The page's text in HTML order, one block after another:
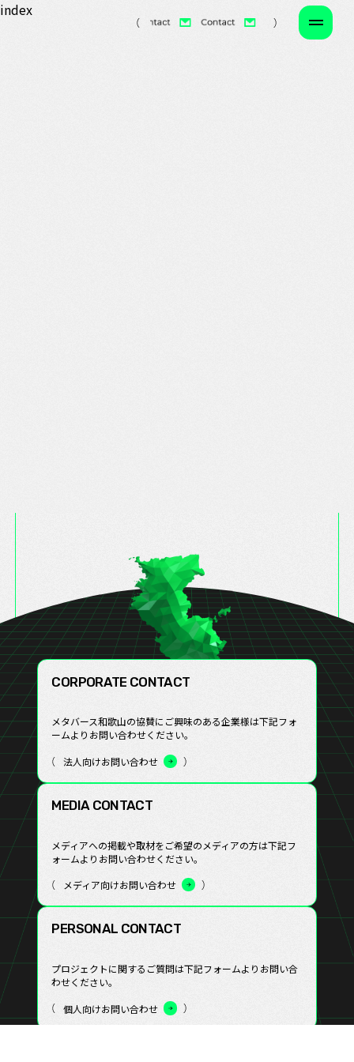
index
CORPORATE CONTACT
メタバース和歌山の協賛にご興味のある企業様は下記フォ
ームよりお問い合わせください。
法人向けお問い合わせ
MEDIA CONTACT
メディアへの掲載や取材をご希望のメディアの方は下記フ
ォームよりお問い合わせください。
メディア向けお問い合わせ
PERSONAL CONTACT
プロジェクトに関するご質問は下記フォームよりお問い合
わせください。
個人向けお問い合わせ